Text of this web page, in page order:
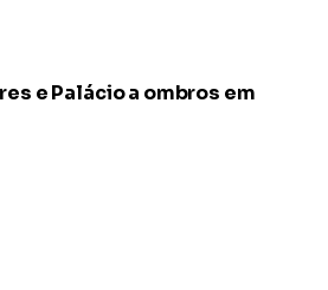
e Palácio a ombros em